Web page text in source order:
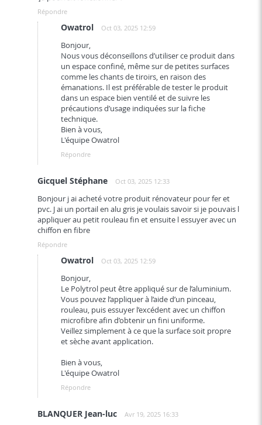
Répondre
Owatrol Oct 03, 2025 12:59
Bonjour,
Nous vous déconseillons d’utiliser ce produit dans
un espace confiné, même sur de petites surfaces
comme les chants de tiroirs, en raison des
émanations. Il est préférable de tester le produit
dans un espace bien ventilé et de suivre les
précautions d’usage indiquées sur la fiche
technique.
Bien à vous,
L'équipe Owatrol
Répondre
Gicquel Stéphane Oct 03, 2025 12:33
Bonjour j ai acheté votre produit rénovateur pour fer et
pvc. J ai un portail en alu gris je voulais savoir si je pouvais l
appliquer au petit rouleau fin et ensuite l essuyer avec un
chiffon en fibre
Répondre
Owatrol Oct 03, 2025 12:59
Bonjour,
Le Polytrol peut être appliqué sur de l’aluminium.
Vous pouvez l’appliquer à l’aide d’un pinceau,
rouleau, puis essuyer l’excédent avec un chiffon
microfibre afin d’obtenir un fini uniforme.
Veillez simplement à ce que la surface soit propre
et sèche avant application.
Bien à vous,
L'équipe Owatrol
Répondre
BLANQUER Jean-luc Avr 19, 2025 16:33